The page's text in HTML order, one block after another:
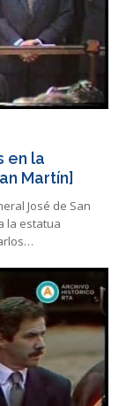
en la
Martín]
José de San
la estatua